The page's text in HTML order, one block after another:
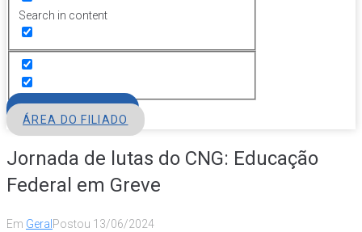
Search in content
ÁREA DO FILIADO
Jornada de lutas do CNG: Educação
Federal em Greve
Em Geral Postou 13/06/2024